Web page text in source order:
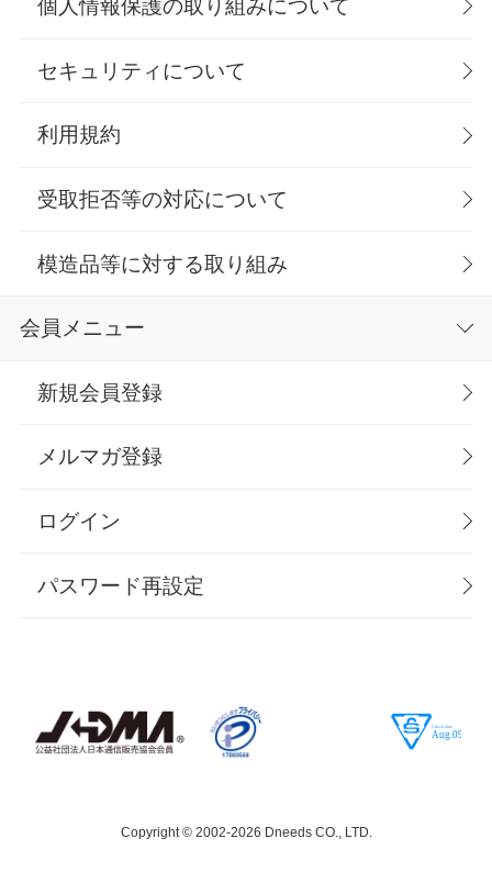
個人情報保護の取り組みについて
セキュリティについて
利用規約
受取拒否等の対応について
模造品等に対する取り組み
会員メニュー
新規会員登録
メルマガ登録
ログイン
パスワード再設定
Copyright © 2002-2026 Dneeds CO., LTD.